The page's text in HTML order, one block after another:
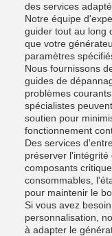
des services
Notre équipe
guider tout au long
que votre
paramètres
Nous fournissons
guides de
problèmes
spécialistes
soutien pour
fonctionnement
Des services
préserver
composants
consommables,
pour maintenir le
Si vous avez
personnalisation,
à adapter le